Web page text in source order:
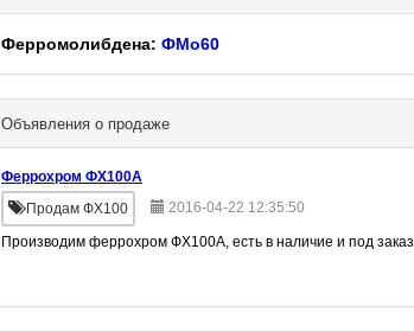
Ферромолибдена: ФМо60
Объявления о продаже
Феррохром ФХ100А
Продам ФХ100
2016-04-22 12:35:50
Производим феррохром ФХ100А, есть в наличие и под заказ